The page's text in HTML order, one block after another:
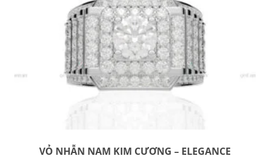
VỎ NHẪN NAM KIM CƯƠNG – ELEGANCE